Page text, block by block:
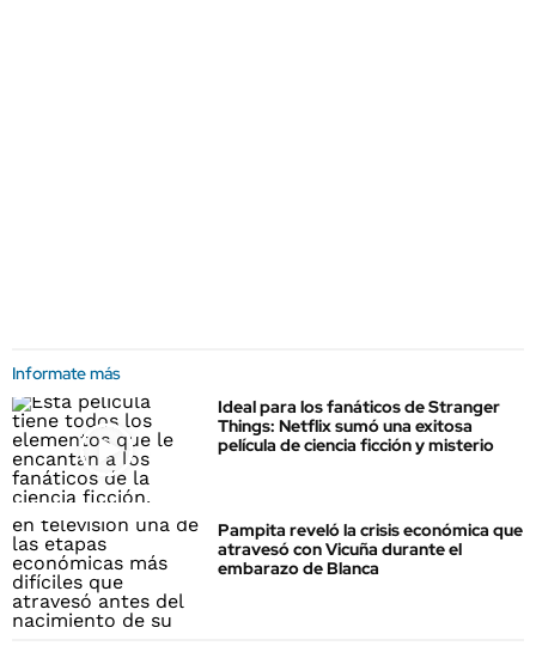
Informate más
Ideal para los fanáticos de Stranger
Things: Netflix sumó una exitosa
película de ciencia ficción y misterio
Pampita reveló la crisis económica que
atravesó con Vicuña durante el
embarazo de Blanca